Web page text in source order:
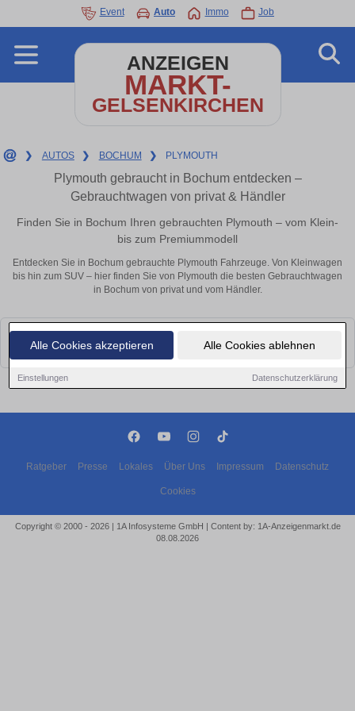
Alle Cookies akzeptieren Alle Cookies ablehnen
Einstellungen Datenschutzerklärung
Event Auto Immo Job
ANZEIGEN
MARKT-
GELSENKIRCHEN
❯ AUTOS ❯ BOCHUM ❯ PLYMOUTH
Plymouth gebraucht in Bochum entdecken –
Gebrauchtwagen von privat & Händler
Finden Sie in Bochum Ihren gebrauchten Plymouth – vom Klein-
bis zum Premiummodell
Entdecken Sie in Bochum gebrauchte Plymouth Fahrzeuge. Von Kleinwagen
bis hin zum SUV – hier finden Sie von Plymouth die besten Gebrauchtwagen
in Bochum von privat und vom Händler.
Leider konnten wir derzeit keine passenden Autos finden. Schauen Sie
bald wieder vorbei!
Ratgeber Presse Lokales Über Uns Impressum Datenschutz
Cookies
Copyright © 2000 - 2026 | 1A Infosysteme GmbH | Content by: 1A-Anzeigenmarkt.de
08.08.2026